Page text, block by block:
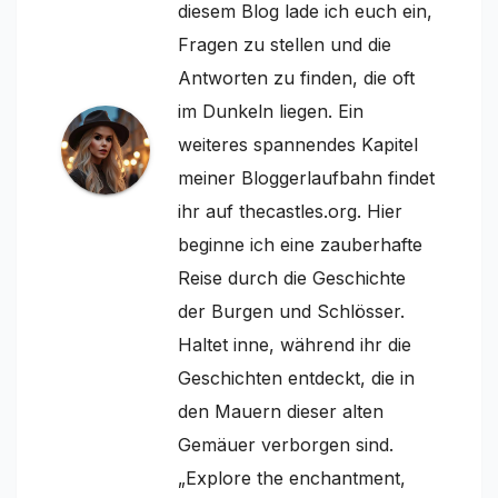
diesem Blog lade ich euch ein,
Fragen zu stellen und die
Antworten zu finden, die oft
im Dunkeln liegen. Ein
weiteres spannendes Kapitel
meiner Bloggerlaufbahn findet
ihr auf thecastles.org. Hier
beginne ich eine zauberhafte
Reise durch die Geschichte
der Burgen und Schlösser.
Haltet inne, während ihr die
Geschichten entdeckt, die in
den Mauern dieser alten
Gemäuer verborgen sind.
„Explore the enchantment,